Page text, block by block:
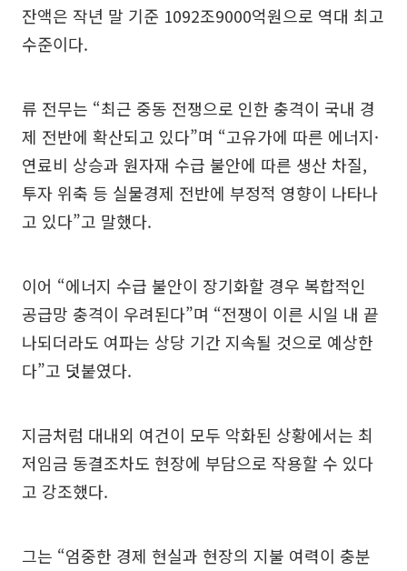
잔액은 작년 말 기준 1092조9000억원으로 역대 최고
수준이다.
류 전무는 “최근 중동 전쟁으로 인한 충격이 국내 경
제 전반에 확산되고 있다”며 “고유가에 따른 에너지·
연료비 상승과 원자재 수급 불안에 따른 생산 차질,
투자 위축 등 실물경제 전반에 부정적 영향이 나타나
고 있다”고 말했다.
이어 “에너지 수급 불안이 장기화할 경우 복합적인
공급망 충격이 우려된다”며 “전쟁이 이른 시일 내 끝
나되더라도 여파는 상당 기간 지속될 것으로 예상한
다”고 덧붙였다.
지금처럼 대내외 여건이 모두 악화된 상황에서는 최
저임금 동결조차도 현장에 부담으로 작용할 수 있다
고 강조했다.
그는 “엄중한 경제 현실과 현장의 지불 여력이 충분